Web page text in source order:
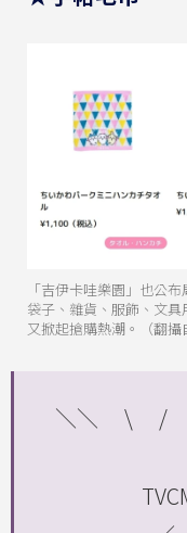
「吉伊卡哇樂園」也公
袋子、雜貨、服飾、文
又掀起搶購熱潮。（翻攝
＼＼ \ /